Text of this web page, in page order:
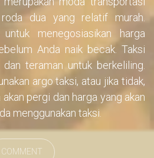
dua yang relatif murah.
menegosiasikan harga
Anda naik becak. Taksi
teraman untuk berkeliling.
argo taksi, atau jika tidak,
pergi dan harga yang akan
menggunakan taksi.
COMMENT